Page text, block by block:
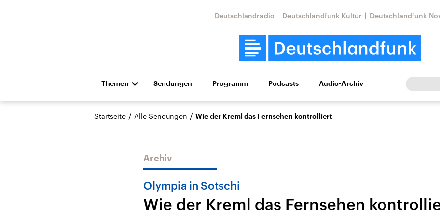
Deutschlandradio Deutschlandfunk Kultur Deutschlandfunk
Themen
Die Nachrichten Politik Wirtschaft Wissen Kultur Europa
Hörspiel und Feature Musik
Landtagswahl Sachsen-
USA
Nahostkonflikt
Iran
Sendungen Programm Podcasts Audio-Archiv
Startseite / Alle Sendungen / Wie der Kreml das Fernsehen kontrolliert
Archiv
Olympia in Sotschi
Wie der Kreml das Fernsehen